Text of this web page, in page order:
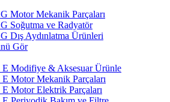
Motor Mekanik Parçaları
Soğutma ve Radyatör
Dış Aydınlatma Ürünleri
Gör
E Modifiye & Aksesuar Ürünle
E Motor Mekanik Parçaları
E Motor Elektrik Parçaları